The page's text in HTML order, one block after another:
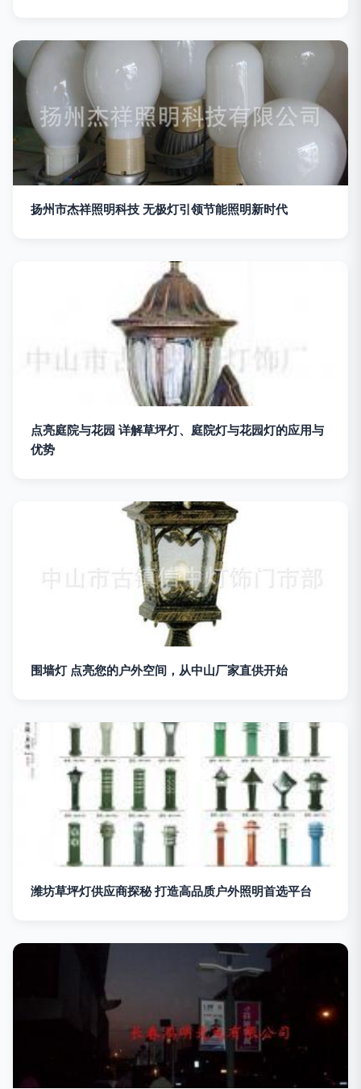
扬州市杰祥照明科技 无极灯引领节能照明新时代
点亮庭院与花园 详解草坪灯、庭院灯与花园灯的应用与
优势
围墙灯 点亮您的户外空间，从中山厂家直供开始
潍坊草坪灯供应商探秘 打造高品质户外照明首选平台